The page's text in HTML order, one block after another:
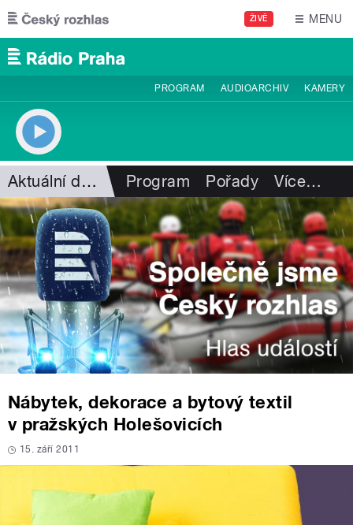
Přejít k hlavnímu obsahu
ŽIVĚ MENU
PROGRAM AUDIOARCHIV KAMERY
Aktuální dění Program Pořady Více…
Nábytek, dekorace a bytový textil
v pražských Holešovicích
15. září 2011